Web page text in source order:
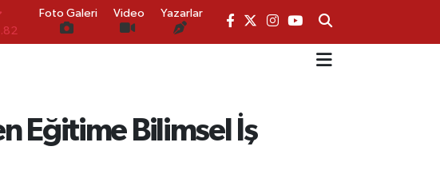
0.19
Foto Galeri Video Yazarlar
Eğitime Bilimsel İş